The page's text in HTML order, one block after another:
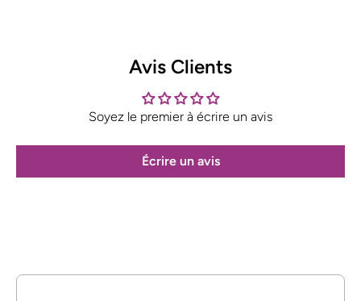
Avis Clients
Soyez le premier à écrire un avis
Écrire un avis